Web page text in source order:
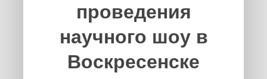
проведения
научного шоу в
Воскресенске